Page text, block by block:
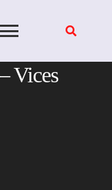
Vices